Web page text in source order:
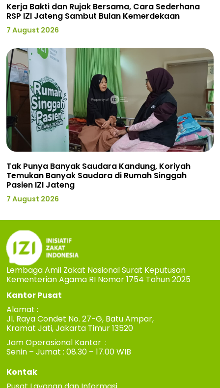
Kerja Bakti dan Rujak Bersama, Cara Sederhana
RSP IZI Jateng Sambut Bulan Kemerdekaan
7 August 2026
Tak Punya Banyak Saudara Kandung, Koriyah
Temukan Banyak Saudara di Rumah Singgah
Pasien IZI Jateng
7 August 2026
Lembaga Amil Zakat Nasional Surat Keputusan
Kementerian Agama RI Nomor 1754 Tahun 2025
Kantor Pusat
Alamat :
Jl. Raya Condet No. 27-G, Batu Ampar,
Kramat Jati, Jakarta Timur 13520
Jam Operasional Kantor :
Senin – Jumat : 08.30 – 17.00 WIB
Kontak